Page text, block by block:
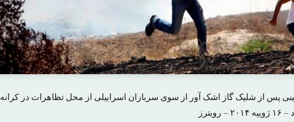
پس از شلیک گاز اشک آور از سوی سربازان اسراییلی از محل تظاهرات در کرانه